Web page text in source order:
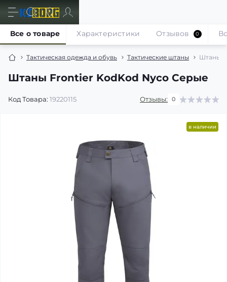
Тактическая одежда и обувь Тактические штаны Штаны
Штаны Frontier KodKod Nyco Серые
Код Товара: 19220115 Отзывы: 0
Все о товаре Характеристики Отзывов 0
в наличии